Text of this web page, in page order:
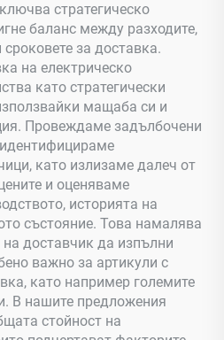
стратегическо
баланс между разходите,
сроковете за доставка.
на електрическо
като стратегически
мащаба си и
Провеждаме задълбочени
като излизаме далеч от
и оценяваме
историята на
състояние. Това намалява
доставчик да изпълни
важно за артикули с
като например големите
В нашите предложения
стойност на